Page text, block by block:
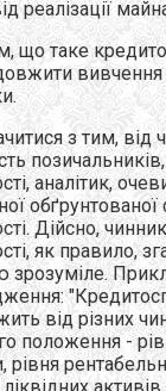
реалізації
що таке
вивчення
з тим, від
аналітик,
Дійсно,
як правило,
зрозуміле.
від різних
положення -